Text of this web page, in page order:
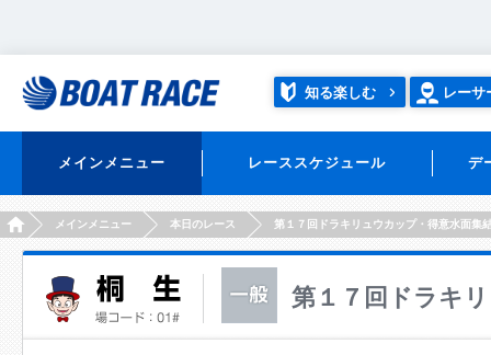
知る楽しむ レーサ
メインメニュー レーススケジュール デ
HOMEメインメニュー 本日のレース 第１７回ドラキリュウカップ・得意水面集
第１７回ドラキ